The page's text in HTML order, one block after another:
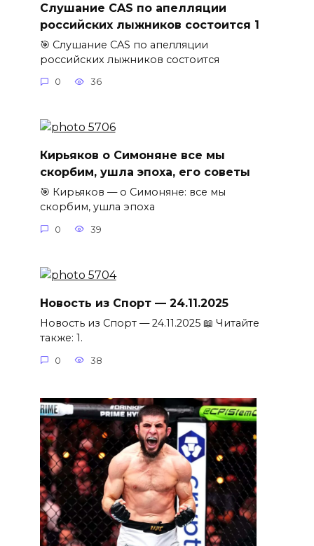
Слушание CAS по апелляции
российских лыжников состоится 1
🎯 Слушание CAS по апелляции
российских лыжников состоится
0 36
Кирьяков о Симоняне все мы
скорбим, ушла эпоха, его советы
🎯 Кирьяков — о Симоняне: все мы
скорбим, ушла эпоха
0 39
Новость из Спорт — 24.11.2025
Новость из Спорт — 24.11.2025 📖 Читайте
также: 1.
0 38